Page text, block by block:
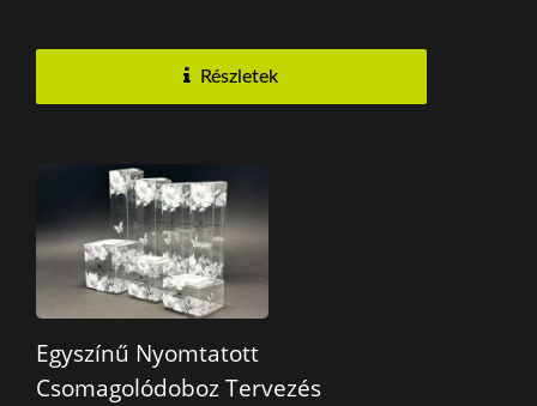
Részletek
Egyszínű Nyomtatott
Csomagolódoboz Tervezés